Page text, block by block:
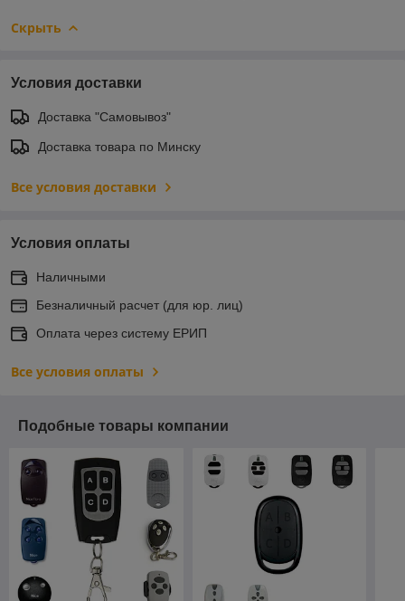
Скрыть
Условия доставки
Доставка "Самовывоз"
Доставка товара по Минску
Все условия доставки
Условия оплаты
Наличными
Безналичный расчет (для юр. лиц)
Оплата через систему ЕРИП
Все условия оплаты
Подобные товары компании